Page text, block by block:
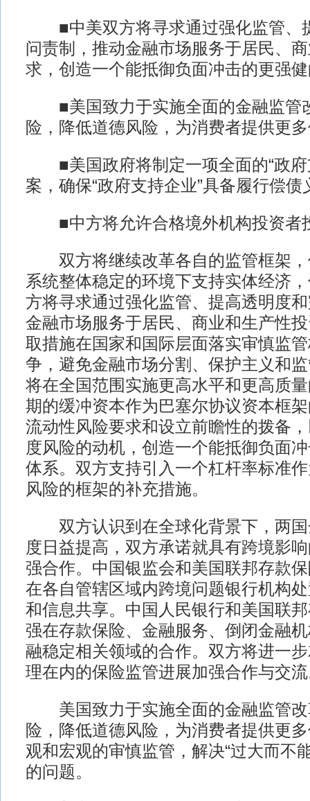
■中美双方将寻求通过强化监管、
问责制，推动金融市场服务于居民、
求，创造一个能抵御负面冲击的更强
■美国致力于实施全面的金融监管
险，降低道德风险，为消费者提供更
■美国政府将制定一项全面的“政府
案，确保“政府支持企业”具备履行偿债
■中方将允许合格境外机构投资者
双方将继续改革各自的监管框架，
系统整体稳定的环境下支持实体经济
方将寻求通过强化监管、提高透明度
金融市场服务于居民、商业和生产性
取措施在国家和国际层面落实审慎监
争，避免金融市场分割、保护主义和
将在全国范围实施更高水平和更高质
期的缓冲资本作为巴塞尔协议资本框
流动性风险要求和设立前瞻性的拨备
度风险的动机，创造一个能抵御负面
体系。双方支持引入一个杠杆率标准
风险的框架的补充措施。
双方认识到在全球化背景下，两国
度日益提高，双方承诺就具有跨境影
强合作。中国银监会和美国联邦存款
在各自管辖区域内跨境问题银行机构
和信息共享。中国人民银行和美国联
强在存款保险、金融服务、倒闭金融
融稳定相关领域的合作。双方将进一
理在内的保险监管进展加强合作与交
美国致力于实施全面的金融监管改
险，降低道德风险，为消费者提供更
观和宏观的审慎监管，解决“过大而不
的问题。